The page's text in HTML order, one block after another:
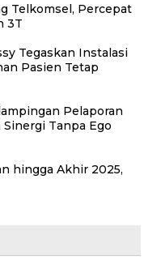
Telkomsel, Percepat
3T
Tegaskan Instalasi
Pasien Tetap
Pelaporan
Sinergi Tanpa Ego
hingga Akhir 2025,